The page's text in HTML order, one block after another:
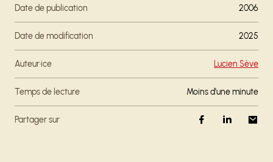
Date de publication 2006
Date de modification 2025
Auteur·ice Lucien Sève
Temps de lecture moins d'une minute
Partager sur